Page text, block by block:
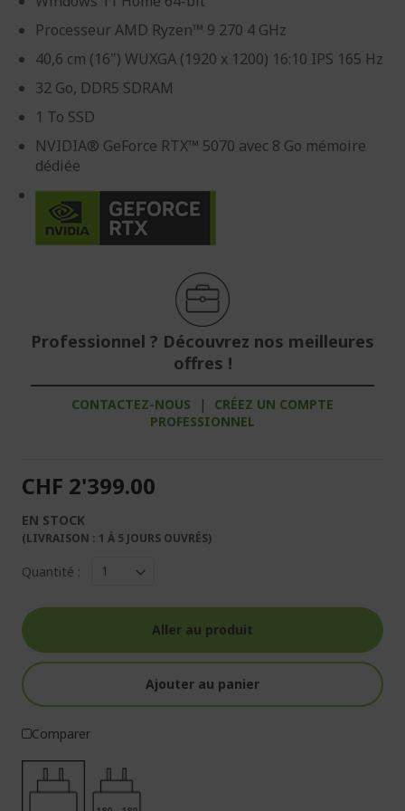
Processeur AMD Ryzen™ 9 270 4 GHz
40,6 cm (16") WUXGA (1920 x 1200) 16:10 IPS 165 Hz
32 Go, DDR5 SDRAM
1 To SSD
NVIDIA® GeForce RTX™ 5070 avec 8 Go mémoire
dédiée
Professionnel ? Découvrez nos meilleures
offres !
CONTACTEZ-NOUS |
CRÉEZ UN COMPTE
PROFESSIONNEL
CHF 2'399.00
EN STOCK
(LIVRAISON : 1 À 5 JOURS OUVRÉS)
Quantité :
Aller au produit
Ajouter au panier
Comparer